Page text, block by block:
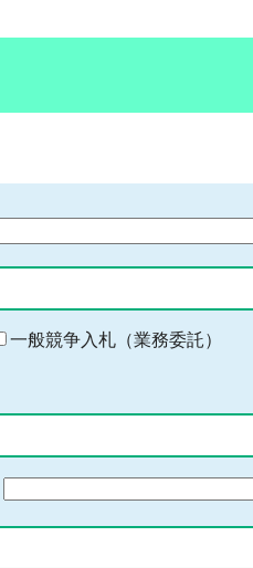
一般競争入札（業務委託）